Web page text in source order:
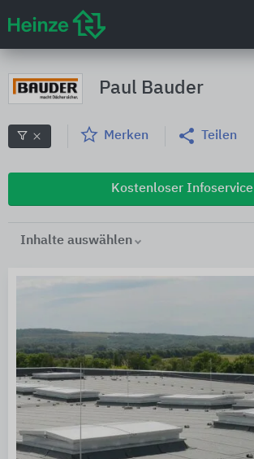
Paul Bauder
Merken Teilen
Kostenloser Infoservice
Inhalte auswählen